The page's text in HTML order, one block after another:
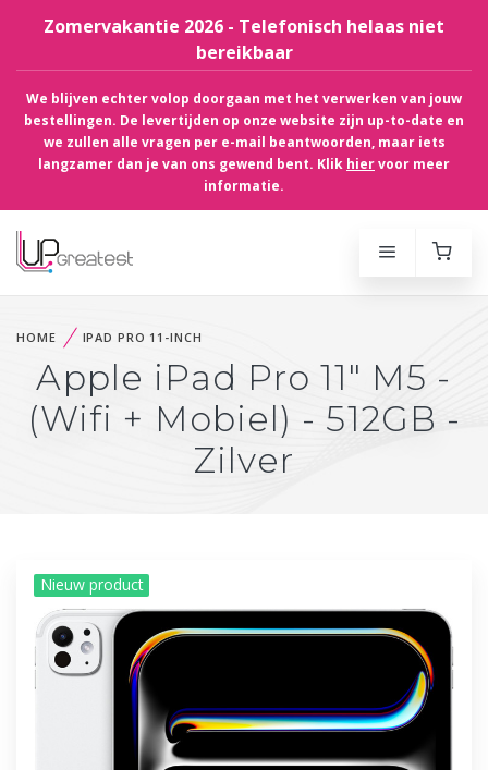
Zomervakantie 2026 - Telefonisch helaas niet
bereikbaar
We blijven echter volop doorgaan met het verwerken van jouw
bestellingen. De levertijden op onze website zijn up-to-date en
we zullen alle vragen per e-mail beantwoorden, maar iets
langzamer dan je van ons gewend bent. Klik hiervoor meer
informatie.
HOME IPAD PRO 11-INCH
Apple iPad Pro 11" M5 -
(Wifi + Mobiel) - 512GB -
Zilver
Nieuw product